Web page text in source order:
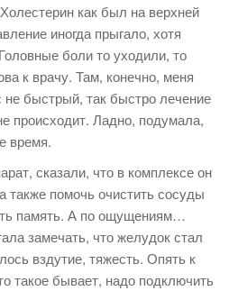
как был на верхней
иногда прыгало, хотя
боли то уходили, то
к врачу. Там, конечно, меня
быстрый, так быстро лечение
происходит. Ладно, подумала,
время.
сказали, что в комплексе он
помочь очистить сосуды
память. А по ощущениям…
замечать, что желудок стал
вздутие, тяжесть. Опять к
такое бывает, надо подключить